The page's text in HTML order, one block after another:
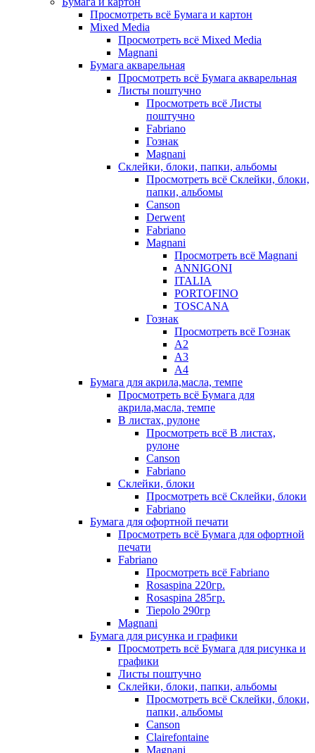
Просмотреть всё Бумага и картон
Mixed Media
Просмотреть всё Mixed Media
Magnani
Бумага акварельная
Просмотреть всё Бумага акварельная
Листы поштучно
Просмотреть всё Листы
поштучно
Fabriano
Гознак
Magnani
Склейки, блоки, папки, альбомы
Просмотреть всё Склейки, блоки,
папки, альбомы
Canson
Derwent
Fabriano
Magnani
Просмотреть всё Magnani
ANNIGONI
ITALIA
PORTOFINO
TOSCANA
Гознак
Просмотреть всё Гознак
А2
А3
А4
Бумага для акрила,масла, темпе
Просмотреть всё Бумага для
акрила,масла, темпе
В листах, рулоне
Просмотреть всё В листах,
рулоне
Canson
Fabriano
Склейки, блоки
Просмотреть всё Склейки, блоки
Fabriano
Бумага для офортной печати
Просмотреть всё Бумага для офортной
печати
Fabriano
Просмотреть всё Fabriano
Rosaspina 220гр.
Rosaspina 285гр.
Tiepolo 290гр
Magnani
Бумага для рисунка и графики
Просмотреть всё Бумага для рисунка и
графики
Листы поштучно
Склейки, блоки, папки, альбомы
Просмотреть всё Склейки, блоки,
папки, альбомы
Canson
Clairefontaine
Magnani